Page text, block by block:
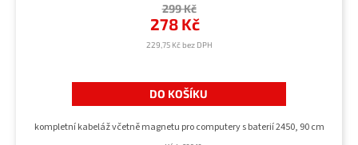
229,75 Kč bez DPH
278 Kč
299 Kč
DO KOŠÍKU
kompletní kabeláž včetně magnetu pro computery s baterií 2450, 90 cm